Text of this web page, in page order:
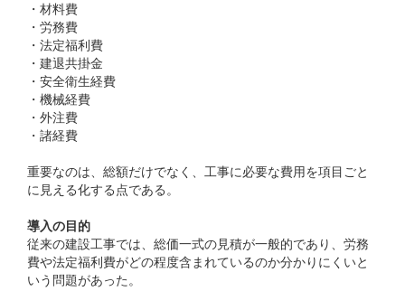
・材料費
・労務費
・法定福利費
・建退共掛金
・安全衛生経費
・機械経費
・外注費
・諸経費
重要なのは、総額だけでなく、工事に必要な費用を項目ごと
に見える化する点である。
導入の目的
従来の建設工事では、総価一式の見積が一般的であり、労務
費や法定福利費がどの程度含まれているのか分かりにくいと
いう問題があった。